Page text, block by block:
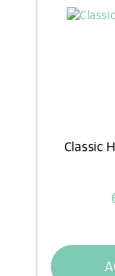
Classic